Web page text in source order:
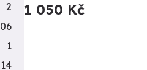
1 050 Kč
2
1
14